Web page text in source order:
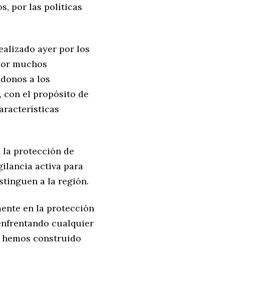
por las políticas
ayer por los
muchos
a los
con el propósito de
la protección de
activa para
a la región.
en la protección
cualquier
construido